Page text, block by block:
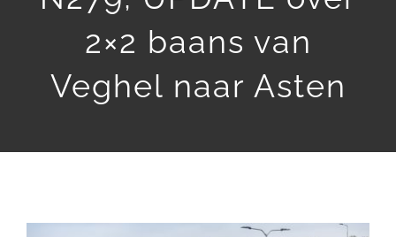
ONZE MENSEN
ONZE (KERK) DORPEN
2×2 baans van
Veghel naar Asten